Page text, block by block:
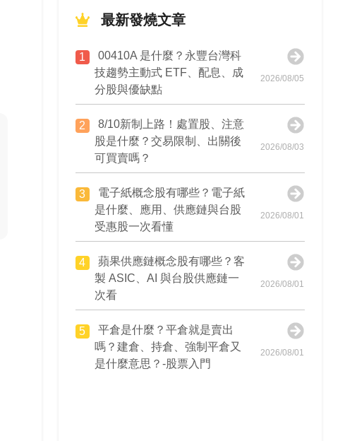
最新發燒文章
1
00410A 是什麼？永豐台灣科
技趨勢主動式 ETF、配息、成
分股與優缺點
2026/08/05
2
8/10新制上路！處置股、注意
股是什麼？交易限制、出關後
可買賣嗎？
2026/08/03
3
電子紙概念股有哪些？電子紙
是什麼、應用、供應鏈與台股
受惠股一次看懂
2026/08/01
4
蘋果供應鏈概念股有哪些？客
製 ASIC、AI 與台股供應鏈一
次看
2026/08/01
5
平倉是什麼？平倉就是賣出
嗎？建倉、持倉、強制平倉又
是什麼意思？-股票入門
2026/08/01